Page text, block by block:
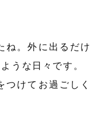
ね。外に出るだけ
うな日々です。
けてお過ごしく